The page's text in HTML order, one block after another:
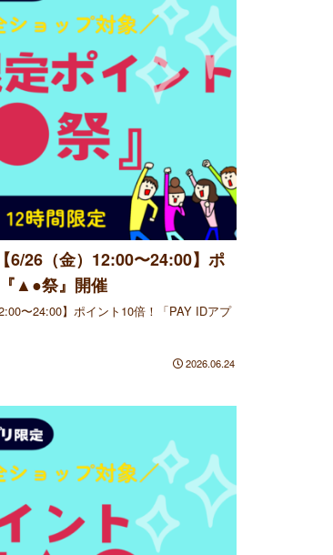
6/26（金）12:00〜24:00】ポ
▲●祭』開催
〜24:00】ポイント10倍！「PAY IDアプ
2026.06.24